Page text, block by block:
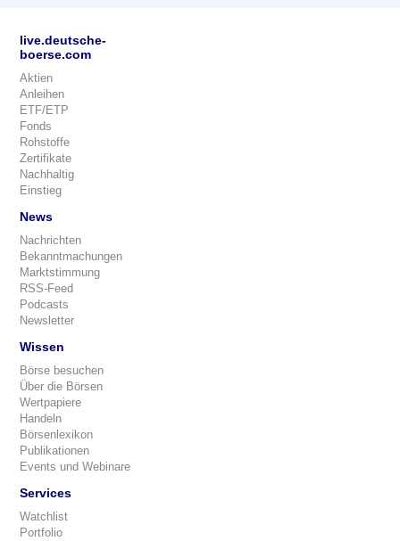
live.deutsche-
boerse.com
Aktien
Anleihen
ETF/ETP
Fonds
Rohstoffe
Zertifikate
Nachhaltig
Einstieg
News
Nachrichten
Bekanntmachungen
Marktstimmung
RSS-Feed
Podcasts
Newsletter
Wissen
Börse besuchen
Über die Börsen
Wertpapiere
Handeln
Börsenlexikon
Publikationen
Events und Webinare
Services
Watchlist
Portfolio